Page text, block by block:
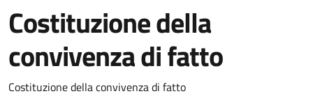
Costituzione della
convivenza di fatto
Costituzione della convivenza di fatto